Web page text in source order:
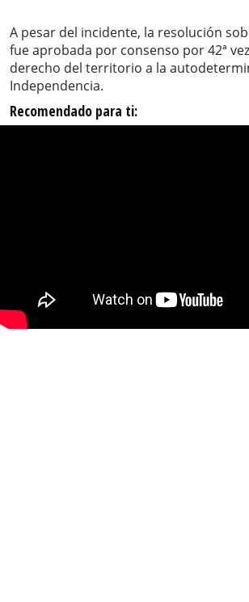
A pesar del incidente, la resolución
fue aprobada por consenso por 42ª
derecho del territorio a la
Independencia.
Recomendado para ti: